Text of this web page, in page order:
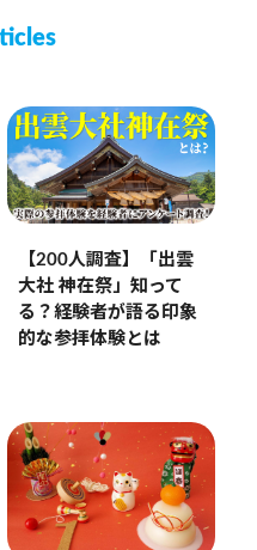
【200人調査】「出雲
大社 神在祭」知って
る？経験者が語る印象
的な参拝体験とは